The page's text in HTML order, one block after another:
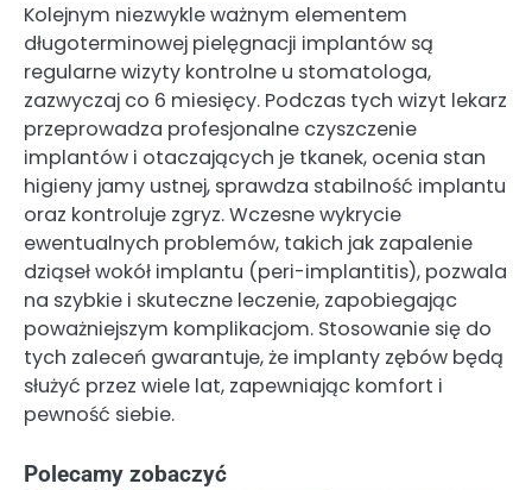
Kolejnym niezwykle ważnym elementem
długoterminowej pielęgnacji implantów są
regularne wizyty kontrolne u stomatologa,
zazwyczaj co 6 miesięcy. Podczas tych wizyt lekarz
przeprowadza profesjonalne czyszczenie
implantów i otaczających je tkanek, ocenia stan
higieny jamy ustnej, sprawdza stabilność implantu
oraz kontroluje zgryz. Wczesne wykrycie
ewentualnych problemów, takich jak zapalenie
dziąseł wokół implantu (peri-implantitis), pozwala
na szybkie i skuteczne leczenie, zapobiegając
poważniejszym komplikacjom. Stosowanie się do
tych zaleceń gwarantuje, że implanty zębów będą
służyć przez wiele lat, zapewniając komfort i
pewność siebie.
Polecamy zobaczyć